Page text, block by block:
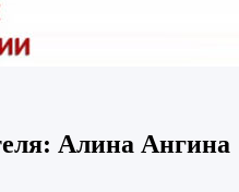
Алина Ангина